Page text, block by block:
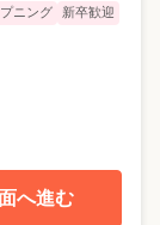
ニング
新卒歓迎
へ進む